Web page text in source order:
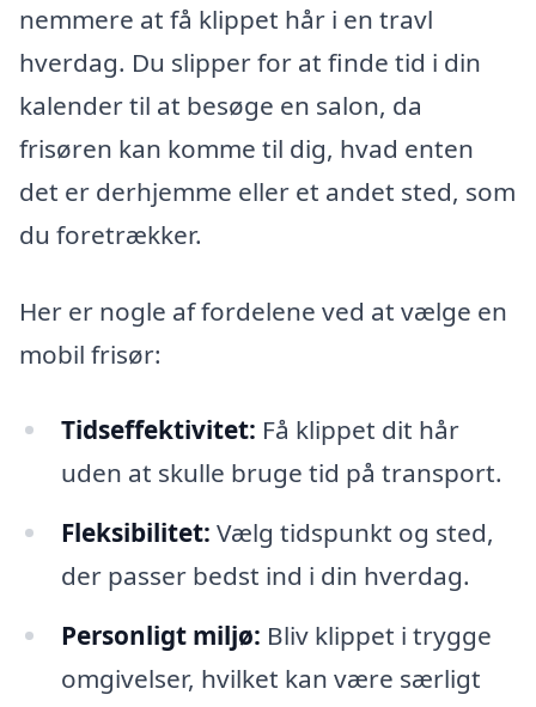
nemmere at få klippet hår i en travl
hverdag. Du slipper for at finde tid i din
kalender til at besøge en salon, da
frisøren kan komme til dig, hvad enten
det er derhjemme eller et andet sted, som
du foretrækker.
Her er nogle af fordelene ved at vælge en
mobil frisør:
Tidseffektivitet: Få klippet dit hår
uden at skulle bruge tid på transport.
Fleksibilitet: Vælg tidspunkt og sted,
der passer bedst ind i din hverdag.
Personligt miljø: Bliv klippet i trygge
omgivelser, hvilket kan være særligt